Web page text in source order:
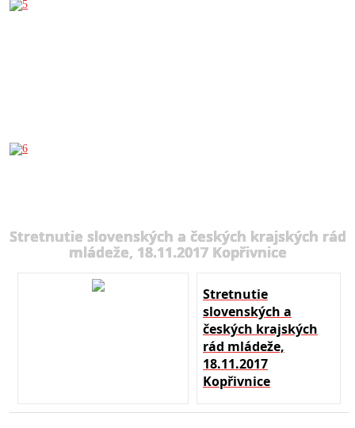
Stretnutie slovenských a českých krajských rád
mládeže, 18.11.2017 Kopřivnice
Stretnutie
slovenských a
českých krajských
rád mládeže,
18.11.2017
Kopřivnice